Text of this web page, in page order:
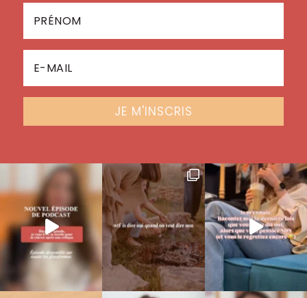
JE M'INSCRIS